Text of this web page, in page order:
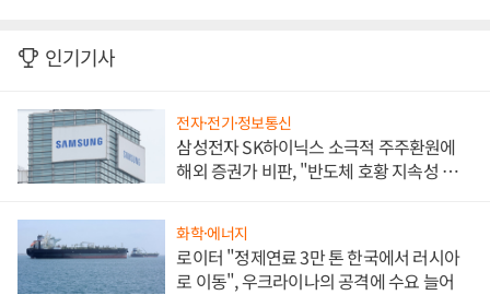
인기기사
전자·전기·정보통신
삼성전자 SK하이닉스 소극적 주주환원에
해외 증권가 비판, "반도체 호황 지속성 의
화학·에너지
로이터 "정제연료 3만 톤 한국에서 러시아
로 이동", 우크라이나의 공격에 수요 늘어